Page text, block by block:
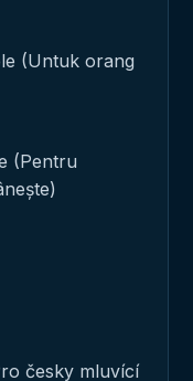
(Untuk orang
(Pentru
česky mluvící